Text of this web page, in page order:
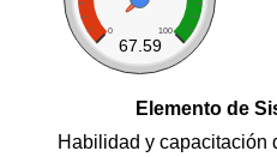
0 100
67.59
Elemento de
Habilidad y capacitación